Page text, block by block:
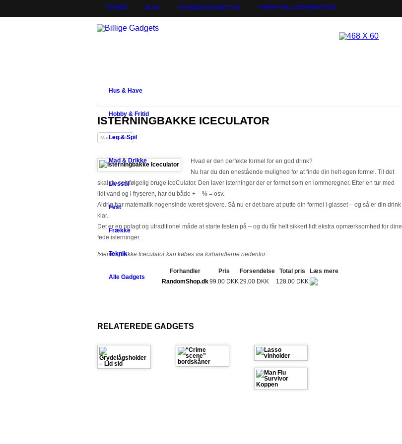
FORSIDE BLOG OM BILLIGEGADGETS.DK KONTAKT BILLIGEGADGETS.DK
Hus & Have
Hobby & Fritid
Leg & Spil
Mad & Drikke
Livsstil
Fest
Frække
Teknik
Alle Gadgets
ISTERNINGBAKKE ICECULATOR
Mad & Drikke
Hvad er den perfekte formel for en god drink?
Nu har du den enestående mulighed for at finde din helt egen formel. Til det
skal du selvfølgelig bruge IceCulator. Den laver isterninger der er formet som en lommeregner. Efter en tur med
lidt vand og i fryseren, har du både + – % = osv.
Aldrig har matematik nogensinde været sjovere. Så nu er det bare at putte din formel i glasset – og så er din drink
klar.
Det er en oplagt og utraditionel måde at starte festen på – og du får helt sikkert lidt ekstra opmærksomhed for dine
fede isterninger.
Isterningbakke Iceculator kan købes via forhandlerne nedenfor:
Forhandler Pris Forsendelse Total pris
Læs mere
RandomShop.dk99.00 DKK29.00 DKK 128.00 DKK
RELATEREDE GADGETS